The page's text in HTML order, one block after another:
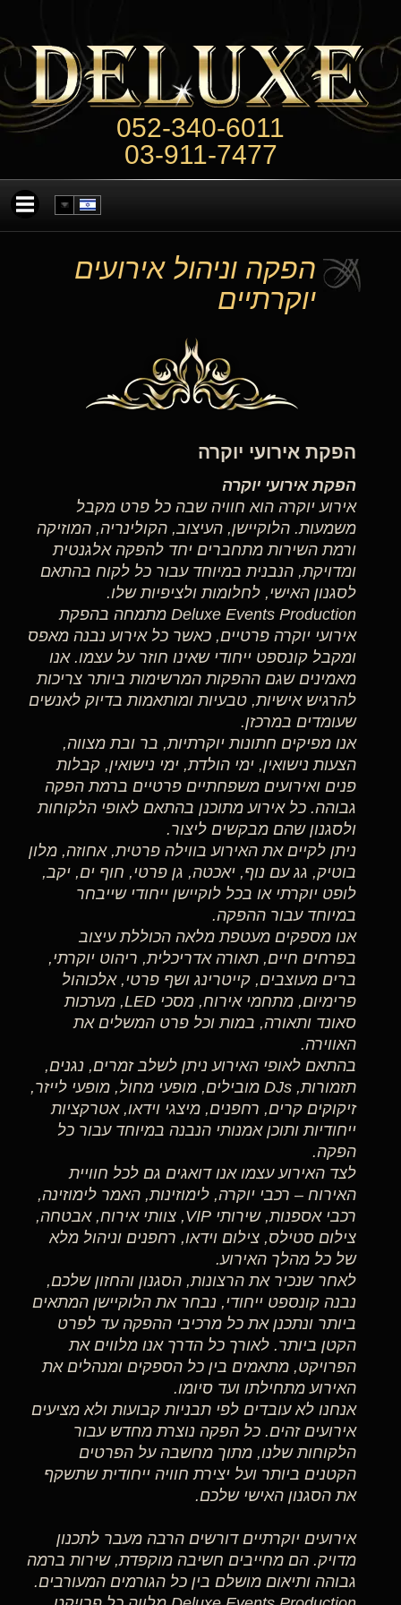
052-340-6011
03-911-7477
הפקה וניהול אירועים
יוקרתיים
הפקת אירועי יוקרה
הפקת אירועי יוקרה
אירוע יוקרה הוא חוויה שבה כל פרט מקבל
משמעות. הלוקיישן, העיצוב, הקולינריה, המוזיקה
ורמת השירות מתחברים יחד להפקה אלגנטית
ומדויקת, הנבנית במיוחד עבור כל לקוח בהתאם
לסגנון האישי, לחלומות ולציפיות שלו.
Deluxe Events Production מתמחה בהפקת
אירועי יוקרה פרטיים, כאשר כל אירוע נבנה מאפס
ומקבל קונספט ייחודי שאינו חוזר על עצמו. אנו
מאמינים שגם ההפקות המרשימות ביותר צריכות
להרגיש אישיות, טבעיות ומותאמות בדיוק לאנשים
שעומדים במרכזן.
אנו מפיקים חתונות יוקרתיות, בר ובת מצווה,
הצעות נישואין, ימי הולדת, ימי נישואין, קבלות
פנים ואירועים משפחתיים פרטיים ברמת הפקה
גבוהה. כל אירוע מתוכנן בהתאם לאופי הלקוחות
ולסגנון שהם מבקשים ליצור.
ניתן לקיים את האירוע בווילה פרטית, אחוזה, מלון
בוטיק, גג עם נוף, יאכטה, גן פרטי, חוף ים, יקב,
לופט יוקרתי או בכל לוקיישן ייחודי שייבחר
במיוחד עבור ההפקה.
אנו מספקים מעטפת מלאה הכוללת עיצוב
בפרחים חיים, תאורה אדריכלית, ריהוט יוקרתי,
ברים מעוצבים, קייטרינג ושף פרטי, אלכוהול
פרימיום, מתחמי אירוח, מסכי LED, מערכות
סאונד ותאורה, במות וכל פרט המשלים את
האווירה.
בהתאם לאופי האירוע ניתן לשלב זמרים, נגנים,
תזמורות, DJs מובילים, מופעי מחול, מופעי לייזר,
זיקוקים קרים, רחפנים, מיצגי וידאו, אטרקציות
ייחודיות ותוכן אמנותי הנבנה במיוחד עבור כל
הפקה.
לצד האירוע עצמו אנו דואגים גם לכל חוויית
האירוח – רכבי יוקרה, לימוזינות, האמר לימוזינה,
רכבי אספנות, שירותי VIP, צוותי אירוח, אבטחה,
צילום סטילס, צילום וידאו, רחפנים וניהול מלא
של כל מהלך האירוע.
לאחר שנכיר את הרצונות, הסגנון והחזון שלכם,
נבנה קונספט ייחודי, נבחר את הלוקיישן המתאים
ביותר ונתכנן את כל מרכיבי ההפקה עד לפרט
הקטן ביותר. לאורך כל הדרך אנו מלווים את
הפרויקט, מתאמים בין כל הספקים ומנהלים את
האירוע מתחילתו ועד סיומו.
אנחנו לא עובדים לפי תבניות קבועות ולא מציעים
אירועים זהים. כל הפקה נוצרת מחדש עבור
הלקוחות שלנו, מתוך מחשבה על הפרטים
הקטנים ביותר ועל יצירת חוויה ייחודית שתשקף
את הסגנון האישי שלכם.
אירועים יוקרתיים דורשים הרבה מעבר לתכנון
מדויק. הם מחייבים חשיבה מוקפדת, שירות ברמה
גבוהה ותיאום מושלם בין כל הגורמים המעורבים.